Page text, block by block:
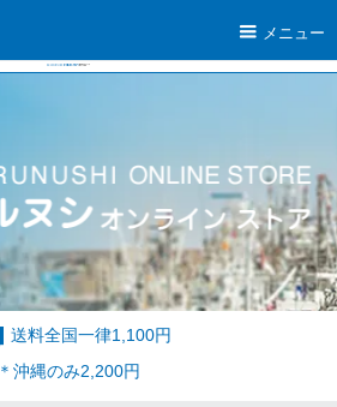
メニュー
送料全国一律1,100円
＊沖縄のみ2,200円